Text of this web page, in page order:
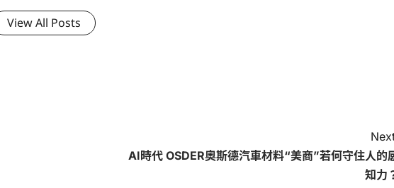
View All Posts
AI時代 OSDER奧斯德汽車材料“美商”若何守住人的
知力